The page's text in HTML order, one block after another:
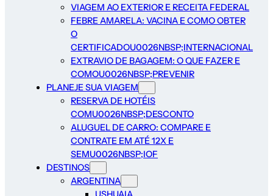
VIAGEM AO EXTERIOR E RECEITA FEDERAL
FEBRE AMARELA: VACINA E COMO OBTER
O
CERTIFICADOU0026NBSP;INTERNACIONAL
EXTRAVIO DE BAGAGEM: O QUE FAZER E
COMOU0026NBSP;PREVENIR
PLANEJE SUA VIAGEM
RESERVA DE HOTÉIS
COMU0026NBSP;DESCONTO
ALUGUEL DE CARRO: COMPARE E
CONTRATE EM ATÉ 12X E
SEMU0026NBSP;IOF
DESTINOS
ARGENTINA